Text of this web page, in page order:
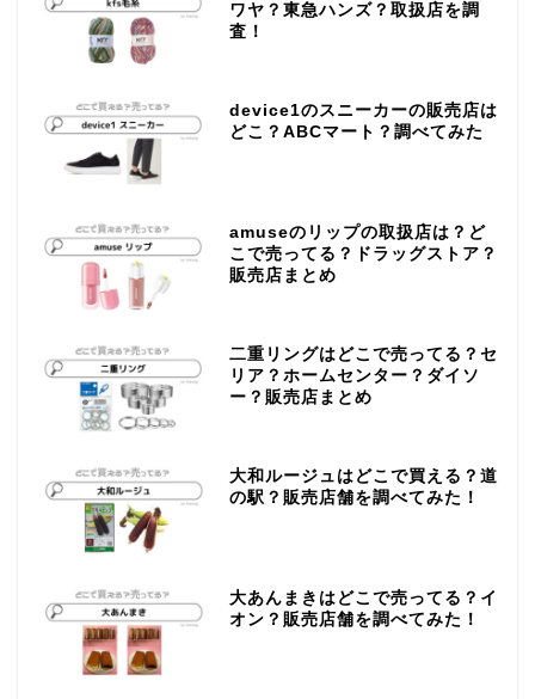
ワヤ？東急ハンズ？取扱店を調
査！
device1のスニーカーの販売店は
どこ？ABCマート？調べてみた
amuseのリップの取扱店は？ど
こで売ってる？ドラッグストア？
販売店まとめ
二重リングはどこで売ってる？セ
リア？ホームセンター？ダイソ
ー？販売店まとめ
大和ルージュはどこで買える？道
の駅？販売店舗を調べてみた！
大あんまきはどこで売ってる？イ
オン？販売店舗を調べてみた！